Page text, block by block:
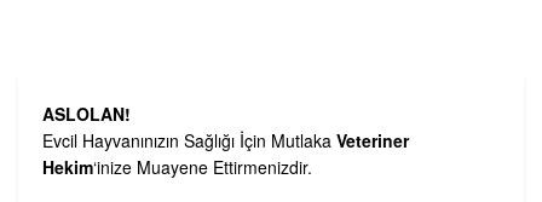
ASLOLAN!
Evcil Hayvanınızın Sağlığı İçin Mutlaka Veteriner
Hekim‘inize Muayene Ettirmenizdir.